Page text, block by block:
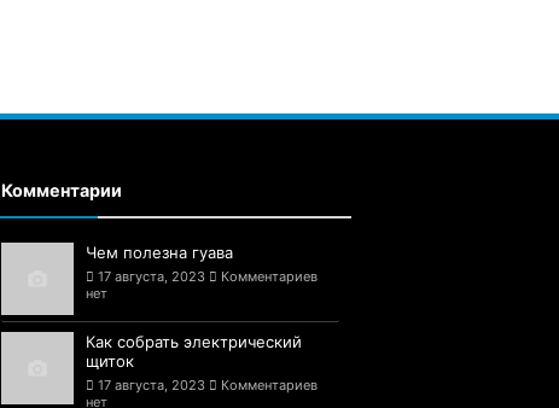
Комментарии
Чем полезна гуава
17 августа, 2023
Комментариев
нет
Как собрать электрический
щиток
17 августа, 2023
Комментариев
нет